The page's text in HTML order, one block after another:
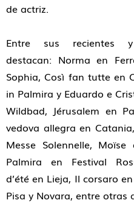
de actriz.
Entre sus recientes y
destacan: Norma en
Sophia,Così fan tutteen
in Palmira y Eduardo e
Wildbad, Jérusalem en
vedova allegra en Catania,
Messe Solennelle, Moïse
Palmira en Festival
d’été en Lieja, Il corsaro
Pisa y Novara, entre otras